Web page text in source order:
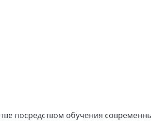
посредством обучения